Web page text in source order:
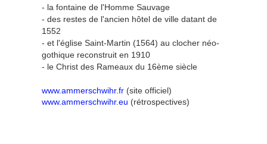
- la fontaine de l'Homme Sauvage
- des restes de l'ancien hôtel de ville datant de
1552
- et l'église Saint-Martin (1564) au clocher néo-
gothique reconstruit en 1910
- le Christ des Rameaux du 16ème siècle
www.ammerschwihr.fr (site officiel)
www.ammerschwihr.eu (rétrospectives)